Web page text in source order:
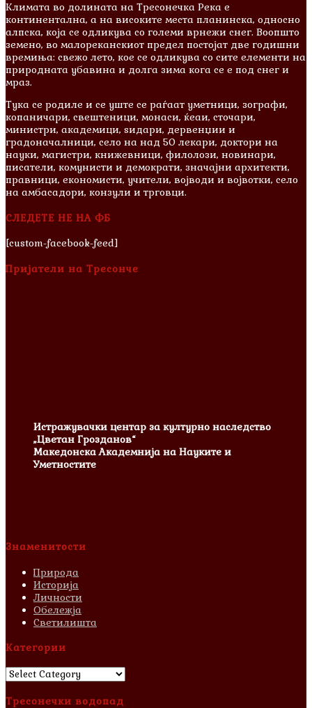
Климата во долината на Тресонечка Река е
континентална, а на високите места планинска, односно
алпска, која се одликува со големи врнежи снег. Воопшто
земено, во малореканскиот предел постојат две годишни
времиња: свежо лето, кое се одликува со сите елементи на
природната убавина и долга зима кога се е под снег и
мраз.
Тука се родиле и сe уште се раѓаат уметници, зографи,
копаничари, свештеници, монаси, ќеаи, сточари,
министри, академици, ѕидари, дервенџии и
градоначалници, село на над 50 лекари, доктори на
науки, магистри, книжевници, филолози, новинари,
писатели, комунисти и демократи, значајни архитекти,
правници, економисти, учители, војводи и војвотки, село
на амбасадори, конзули и трговци.
СЛЕДЕТЕ НЕ НА ФБ
[custom-facebook-feed]
Пријатели на Тресонче
Истражувачки центар за културно наследство
„Цветан Грозданов“
Македонска Академнија на Науките и
Уметностите
Знаменитости
Природа
Историја
Личности
Обележја
Светилишта
Категории
Категории
Тресонечки водопад